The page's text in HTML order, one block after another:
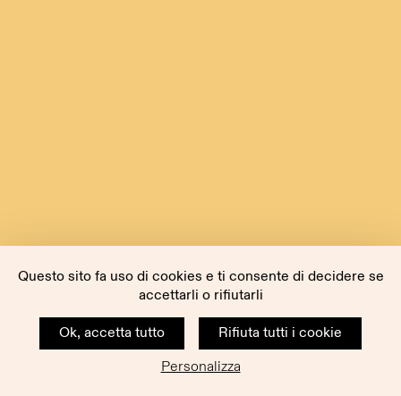
Questo sito fa uso di cookies e ti consente di decidere se
accettarli o rifiutarli
Ok, accetta tutto
Rifiuta tutti i cookie
Personalizza